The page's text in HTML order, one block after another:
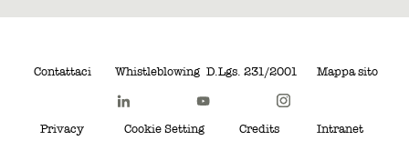
Contattaci Whistleblowing D.Lgs. 231/2001 Mappa sito
Privacy Cookie Setting Credits Intranet